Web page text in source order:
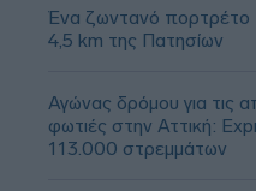
Ένα ζωντανό πορτρέτο
4,5 km της Πατησίων
Αγώνας δρόμου για τις
φωτιές στην Αττική:
113.000 στρεμμάτων